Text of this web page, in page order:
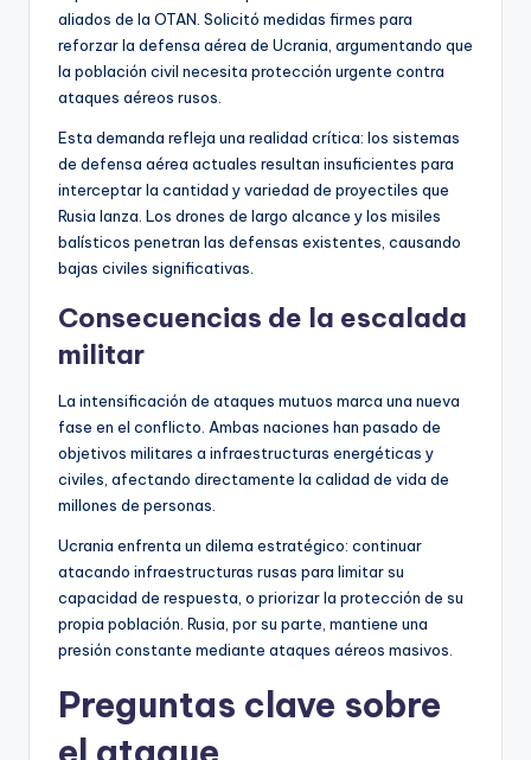
aliados de la OTAN. Solicitó medidas firmes para
reforzar la defensa aérea de Ucrania, argumentando que
la población civil necesita protección urgente contra
ataques aéreos rusos.
Esta demanda refleja una realidad crítica: los sistemas
de defensa aérea actuales resultan insuficientes para
interceptar la cantidad y variedad de proyectiles que
Rusia lanza. Los drones de largo alcance y los misiles
balísticos penetran las defensas existentes, causando
bajas civiles significativas.
Consecuencias de la escalada
militar
La intensificación de ataques mutuos marca una nueva
fase en el conflicto. Ambas naciones han pasado de
objetivos militares a infraestructuras energéticas y
civiles, afectando directamente la calidad de vida de
millones de personas.
Ucrania enfrenta un dilema estratégico: continuar
atacando infraestructuras rusas para limitar su
capacidad de respuesta, o priorizar la protección de su
propia población. Rusia, por su parte, mantiene una
presión constante mediante ataques aéreos masivos.
Preguntas clave sobre